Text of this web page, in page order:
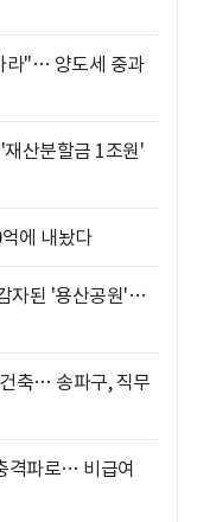
라"… 양도세 중과
산분할금 1조원'
에 내놨다
자된 '용산공원'…
축… 송파구, 직무
격파로… 비급여